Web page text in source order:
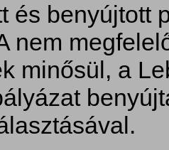
és benyújtott
nem
minősül, a